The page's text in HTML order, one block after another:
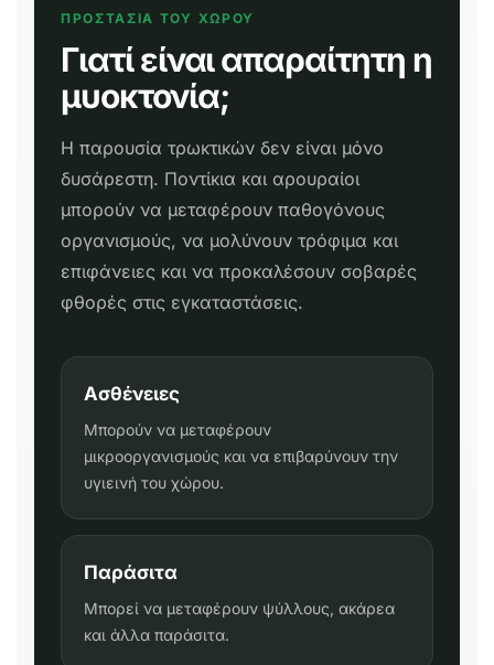
ΠΡΟΣΤΑΣΙΑ ΤΟΥ ΧΩΡΟΥ
Γιατί είναι απαραίτητη η
μυοκτονία;
Η παρουσία τρωκτικών δεν είναι μόνο
δυσάρεστη. Ποντίκια και αρουραίοι
μπορούν να μεταφέρουν παθογόνους
οργανισμούς, να μολύνουν τρόφιμα και
επιφάνειες και να προκαλέσουν σοβαρές
φθορές στις εγκαταστάσεις.
Ασθένειες
Μπορούν να μεταφέρουν
μικροοργανισμούς και να επιβαρύνουν την
υγιεινή του χώρου.
Παράσιτα
Μπορεί να μεταφέρουν ψύλλους, ακάρεα
και άλλα παράσιτα.